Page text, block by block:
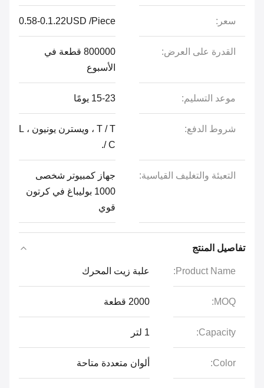
سعر: 0.58-0.1.22USD /Piece
القدرة على العرض:
800000 قطعة في
الأسبوع
موعد التسليم: 15-23 يومًا
شروط الدفع:
T / T ، ويسترن يونيون ، L
التعبئة والتغليف القياسية:
جهاز كمبيوتر شخصى
1000 بوليباغ في كرتون
تفاصيل المنتج
Product Name: علبة زيت المحرك
MOQ: 2000 قطعة
Capacity:
Color: ألوان متعددة متاحة